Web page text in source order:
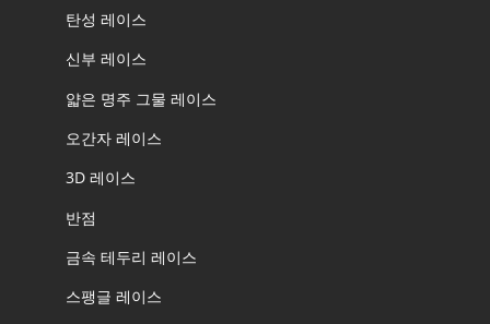
탄성 레이스
신부 레이스
얇은 명주 그물 레이스
오간자 레이스
3D 레이스
반점
금속 테두리 레이스
스팽글 레이스